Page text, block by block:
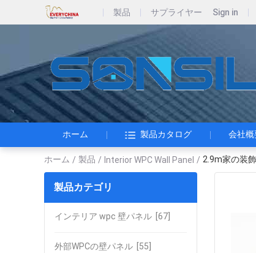
製品 サプライヤー Sign in
ホーム 製品カタログ 会社概
ホーム / 製品 / Interior WPC Wall Panel / 2.9m家の装
製品カテゴリ
インテリア wpc 壁パネル [67]
外部WPCの壁パネル [55]